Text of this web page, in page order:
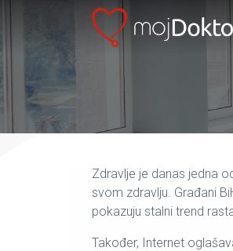
Zdravlje je danas jedna
svom zdravlju. Građani
pokazuju stalni trend
Također, Internet